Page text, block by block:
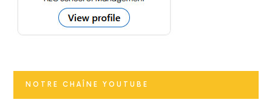
NOTRE CHAÎNE YOUTUBE